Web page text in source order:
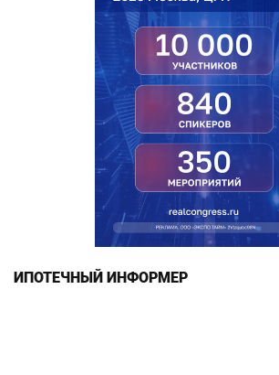
ИПОТЕЧНЫЙ ИНФОРМЕР